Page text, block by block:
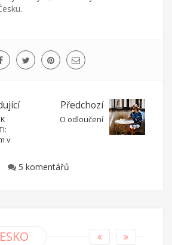
v
Předchozí
O odloučení
5 komentářů